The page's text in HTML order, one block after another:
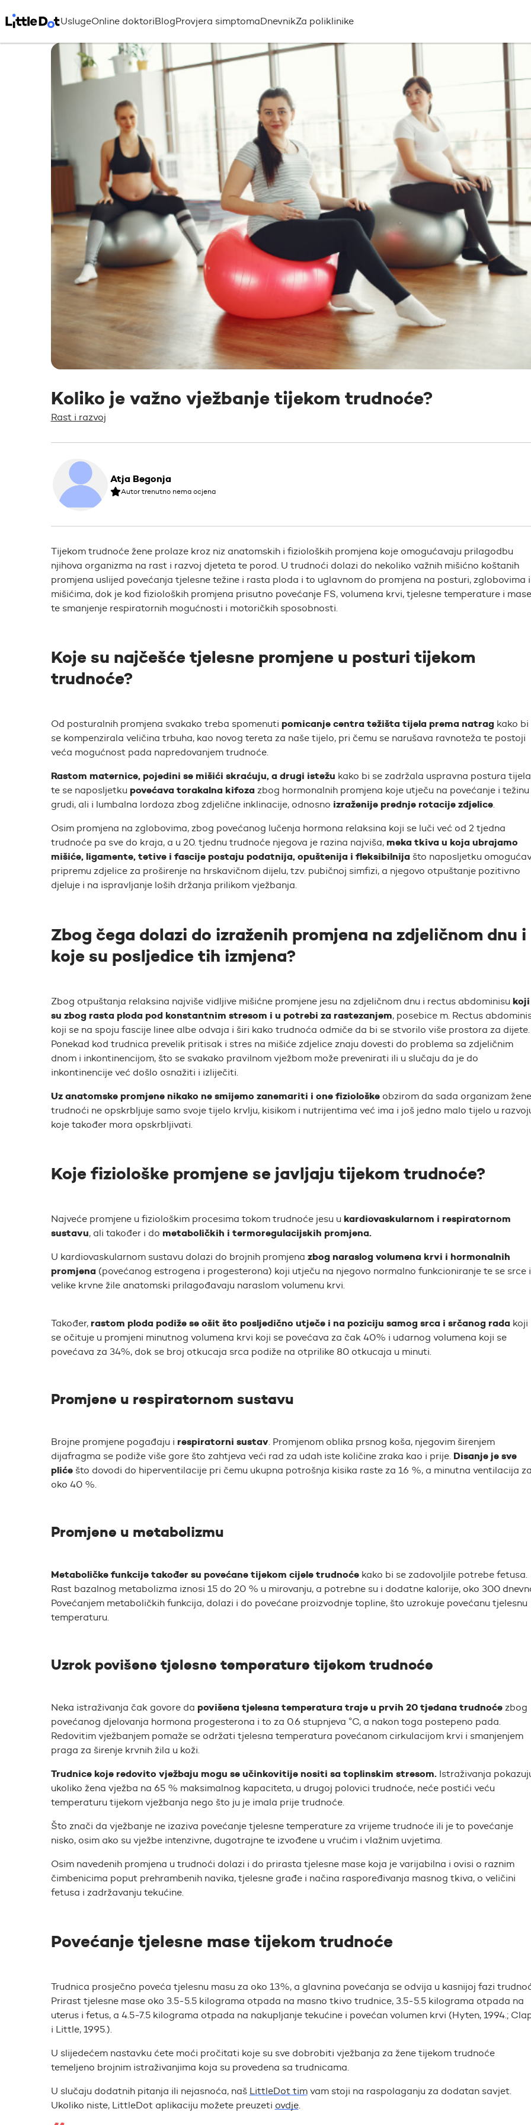
UslugeOnline doktoriBlogProvjera simptomaDnevnikZa poliklinike
Koliko je važno vježbanje tijekom trudnoće?
Rast i razvoj
Atja Begonja
Autor trenutno nema ocjena
Tijekom trudnoće žene prolaze kroz niz anatomskih i fizioloških promjena koje omogućavaju prilagodbu
njihova organizma na rast i razvoj djeteta te porod. U trudnoći dolazi do nekoliko važnih mišićno koštanih
promjena uslijed povećanja tjelesne težine i rasta ploda i to uglavnom do promjena na posturi, zglobovima i
mišićima, dok je kod fizioloških promjena prisutno povećanje FS, volumena krvi, tjelesne temperature i mase
te smanjenje respiratornih mogućnosti i motoričkih sposobnosti.
Koje su najčešće tjelesne promjene u posturi tijekom
trudnoće?
Od posturalnih promjena svakako treba spomenuti pomicanje centra težišta tijela prema natragkako bi
se kompenzirala veličina trbuha, kao novog tereta za naše tijelo, pri čemu se narušava ravnoteža te postoji
veća mogućnost pada napredovanjem trudnoće.
Rastom maternice, pojedini se mišići skraćuju, a drugi istežu kako bi se zadržala uspravna postura
te se naposljetku povećava torakalna kifozazbog hormonalnih promjena koje utječu na povećanje i težinu
grudi, ali i lumbalna lordoza zbog zdjelične inklinacije, odnosno izraženije prednje rotacije zdjelice.
Osim promjena na zglobovima, zbog povećanog lučenja hormona relaksina koji se luči već od 2 tjedna
trudnoće pa sve do kraja, a u 20. tjednu trudnoće njegova je razina najviša,meka tkiva u koja ubrajamo
mišiće, ligamente, tetive i fascije postaju podatnija, opuštenija i fleksibilnijašto naposljetku
pripremu zdjelice za proširenje na hrskavičnom dijelu, tzv. pubičnoj simfizi, a njegovo otpuštanje pozitivno
djeluje i na ispravljanje loših držanja prilikom vježbanja.
Zbog čega dolazi do izraženih promjena na zdjeličnom dnu i
koje su posljedice tih izmjena?
Zbog otpuštanja relaksina najviše vidljive mišićne promjene jesu na zdjeličnom dnu i rectus abdominisu koji
su zbog rasta ploda pod konstantnim stresom i u potrebi za rastezanjem, posebice m. Rectus
koji se na spoju fascije linee albe odvaja i širi kako trudnoća odmiče da bi se stvorilo više prostora za dijete.
Ponekad kod trudnica prevelik pritisak i stres na mišiće zdjelice znaju dovesti do problema sa zdjeličnim
dnom i inkontinencijom, što se svakako pravilnom vježbom može prevenirati ili u slučaju da je do
inkontinencije već došlo osnažiti i izliječiti.
Uz anatomske promjene nikako ne smijemo zanemariti i one fiziološkeobzirom da sada organizam
trudnoći ne opskrbljuje samo svoje tijelo krvlju, kisikom i nutrijentima već ima i još jedno malo tijelo u
koje također mora opskrbljivati.
Koje fiziološke promjene se javljaju tijekom trudnoće?
Najveće promjene u fiziološkim procesima tokom trudnoće jesu u kardiovaskularnom i respiratornom
sustavu, ali također i do metaboličkih i termoregulacijskih promjena.
U kardiovaskularnom sustavu dolazi do brojnih promjena zbog naraslog volumena krvi i hormonalnih
promjena(povećanog estrogena i progesterona) koji utječu na njegovo normalno funkcioniranje te se srce i
velike krvne žile anatomski prilagođavaju naraslom volumenu krvi.
Također, rastom ploda podiže se ošit što posljedično utječe i na poziciju samog srca i srčanog radakoji
se očituje u promjeni minutnog volumena krvi koji se povećava za čak 40% i udarnog volumena koji se
povećava za 34%, dok se broj otkucaja srca podiže na otprilike 80 otkucaja u minuti.
Promjene u respiratornom sustavu
Brojne promjene pogađaju i respiratorni sustav. Promjenom oblika prsnog koša, njegovim širenjem
dijafragma se podiže više gore što zahtjeva veći rad za udah iste količine zraka kao i prije. Disanje je sve
plićešto dovodi do hiperventilacije pri čemu ukupna potrošnja kisika raste za 16 %, a minutna ventilacija
oko 40 %.
Promjene u metabolizmu
Metaboličke funkcije također su povećane tijekom cijele trudnoćekako bi se zadovoljile potrebe fetusa.
Rast bazalnog metabolizma iznosi 15 do 20 % u mirovanju, a potrebne su i dodatne kalorije, oko 300
Povećanjem metaboličkih funkcija, dolazi i do povećane proizvodnje topline, što uzrokuje povećanu tjelesnu
temperaturu.
Uzrok povišene tjelesne temperature tijekom trudnoće
Neka istraživanja čak govore da povišena tjelesna temperatura traje u prvih 20 tjedana trudnoćezbog
povećanog djelovanja hormona progesterona i to za 0.6 stupnjeva °C, a nakon toga postepeno pada.
Redovitim vježbanjem pomaže se održati tjelesna temperatura povećanom cirkulacijom krvi i smanjenjem
praga za širenje krvnih žila u koži.
Trudnice koje redovito vježbaju mogu se učinkovitije nositi sa toplinskim stresom.Istraživanja
ukoliko žena vježba na 65 % maksimalnog kapaciteta, u drugoj polovici trudnoće, neće postići veću
temperaturu tijekom vježbanja nego što ju je imala prije trudnoće.
Što znači da vježbanje ne izaziva povećanje tjelesne temperature za vrijeme trudnoće ili je to povećanje
nisko, osim ako su vježbe intenzivne, dugotrajne te izvođene u vrućim i vlažnim uvjetima.
Osim navedenih promjena u trudnoći dolazi i do prirasta tjelesne mase koja je varijabilna i ovisi o raznim
čimbenicima poput prehrambenih navika, tjelesne građe i načina raspoređivanja masnog tkiva, o veličini
fetusa i zadržavanju tekućine.
Povećanje tjelesne mase tijekom trudnoće
Trudnica prosječno poveća tjelesnu masu za oko 13%, a glavnina povećanja se odvija u kasnijoj fazi
Prirast tjelesne mase oko 3.5-5.5 kilograma otpada na masno tkivo trudnice, 3.5-5.5 kilograma otpada na
uterus i fetus, a 4.5-7.5 kilograma otpada na nakupljanje tekućine i povećan volumen krvi (Hyten, 1994.;
i Little, 1995.).
U slijedećem nastavku ćete moći pročitati koje su sve dobrobiti vježbanja za žene tijekom trudnoće
temeljeno brojnim istraživanjima koja su provedena sa trudnicama.
U slučaju dodatnih pitanja ili nejasnoća, naš LittleDot timvam stoji na raspolaganju za dodatan savjet.
Ukoliko niste, LittleDot aplikaciju možete preuzeti ovdje.